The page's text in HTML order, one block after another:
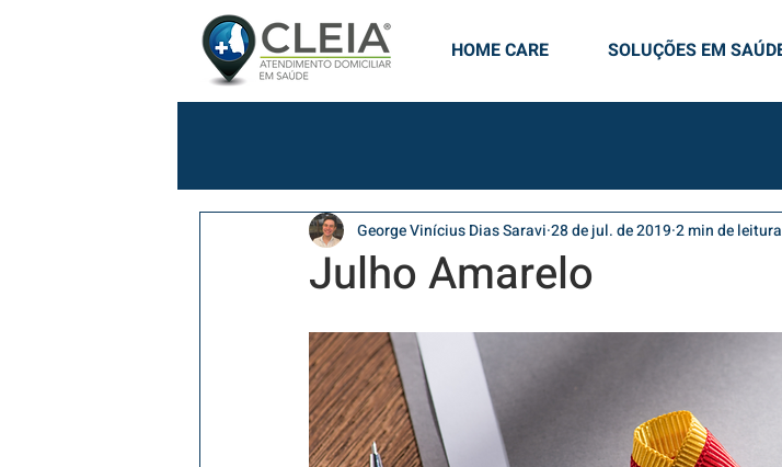
HOME CARE SOLUÇÕES EM
Julho Amarelo
George Vinícius Dias Saravi 28 de jul. de 2019 2 min de leitura